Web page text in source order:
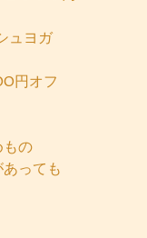
ュヨガ
円オフ
もの
っても